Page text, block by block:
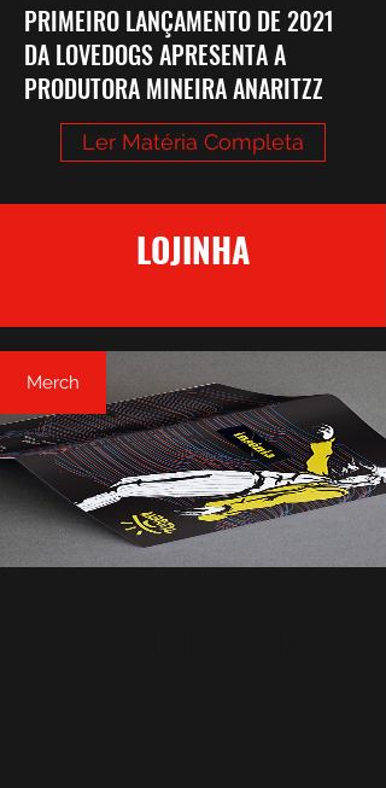
PRIMEIRO LANÇAMENTO DE 2021
DA LOVEDOGS APRESENTA A
PRODUTORA MINEIRA ANARITZZ
Ler Matéria Completa
LOJINHA
Merch